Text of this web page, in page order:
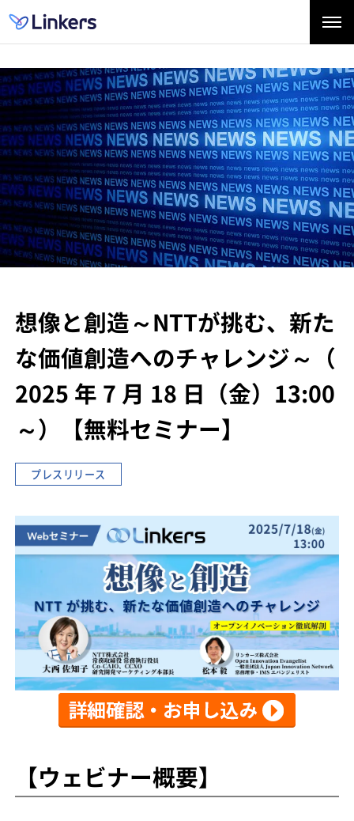
想像と創造～NTTが挑む、新た
な価値創造へのチャレンジ～
（
2025 年 7 月 18 日（金）13:00
～）
【無料セミナー】
プレスリリース
【ウェビナー概要】